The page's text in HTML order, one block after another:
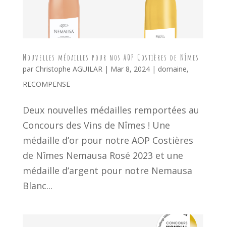
Nouvelles médailles pour nos AOP Costières de Nîmes
par Christophe AGUILAR| Mar 8, 2024| domaine,
RECOMPENSE
Deux nouvelles médailles remportées au
Concours des Vins de Nîmes ! Une
médaille d’or pour notre AOP Costières
de Nîmes Nemausa Rosé 2023 et une
médaille d’argent pour notre Nemausa
Blanc...